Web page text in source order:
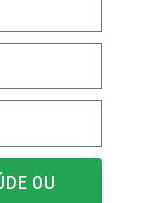
OU